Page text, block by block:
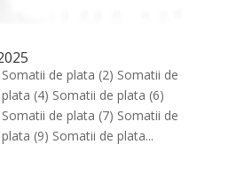
de plata (2) Somatii de
(4) Somatii de plata (6)
de plata (7) Somatii de
(9) Somatii de plata...